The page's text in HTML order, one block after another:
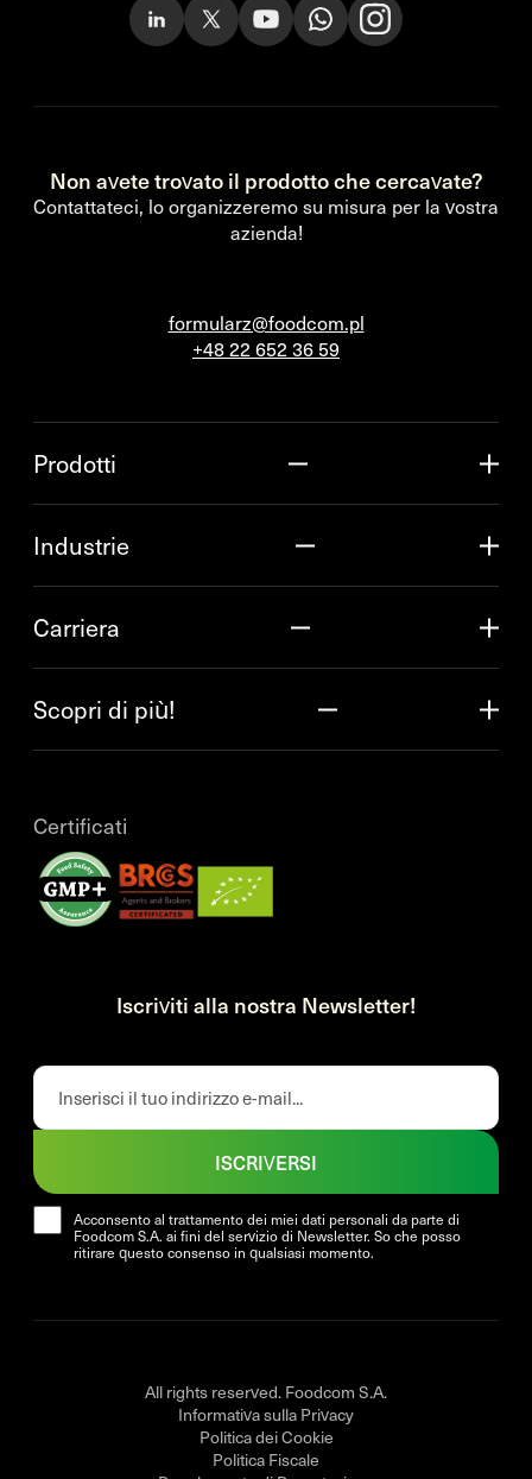
Non avete trovato il prodotto che cercavate?
Contattateci, lo organizzeremo su misura per la vostra
azienda!
formularz@foodcom.pl
+48 22 652 36 59
Prodotti
Industrie
Carriera
Scopri di più!
Certificati
Iscriviti alla nostra Newsletter!
Acconsento al trattamento dei miei dati personali da parte di
Foodcom S.A. ai fini del servizio di Newsletter. So che posso
ritirare questo consenso in qualsiasi momento.
ISCRIVERSI
All rights reserved. Foodcom S.A.
Informativa sulla Privacy
Politica dei Cookie
Politica Fiscale